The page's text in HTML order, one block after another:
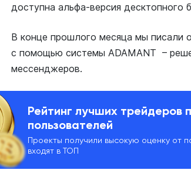
доступна альфа-версия десктопного
В конце прошлого месяца мы писали о
с помощью системы ADAMANT –
мессенджеров.
Рейтинг лучших трейдеров
пользователей
Проекты получили высокую оценку от
входят в ТОП